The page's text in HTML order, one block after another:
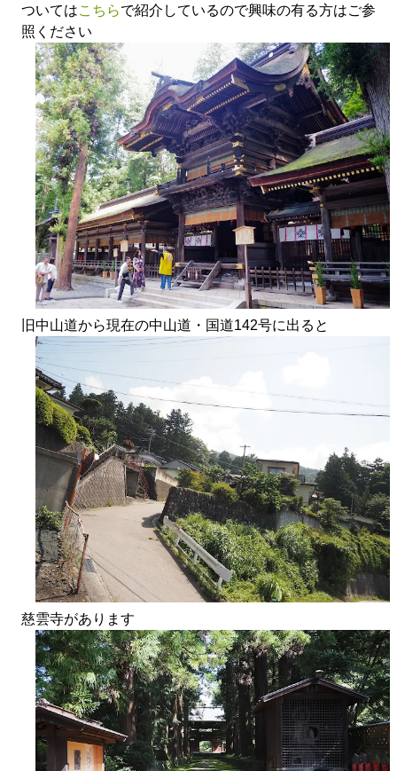
ついてはこちらで紹介しているので興味の有る方はご参
照ください
旧中山道から現在の中山道・国道142号に出ると
慈雲寺があります